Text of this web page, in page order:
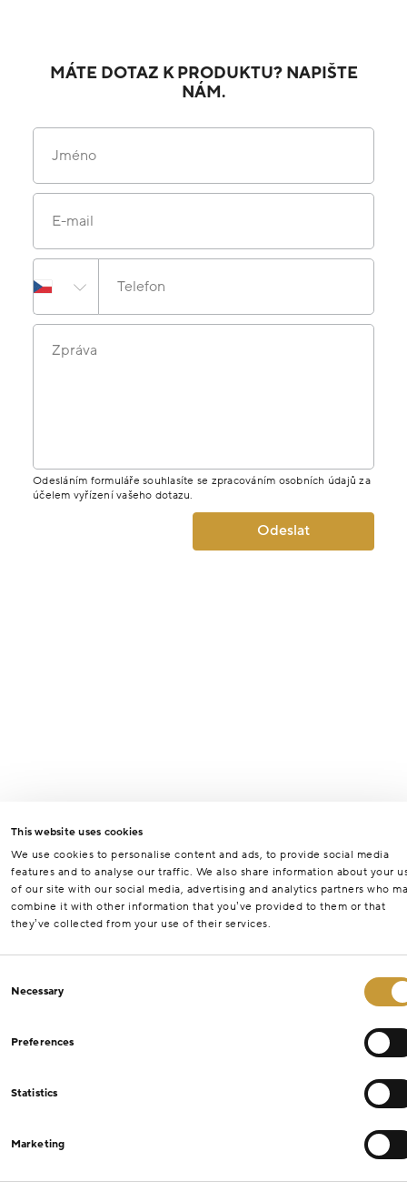
This website uses cookies
We use cookies to personalise content and ads, to provide social media
features and to analyse our traffic. We also share information about your
of our site with our social media, advertising and analytics partners who
combine it with other information that you’ve provided to them or that
they’ve collected from your use of their services.
Selection
Necessary
Preferences
Statistics
Marketing
MÁTE DOTAZ K PRODUKTU? NAPIŠTE
NÁM.
Jméno
E-mail
Telefon
Zpráva
Odesláním formuláře souhlasíte se zpracováním osobních údajů za
účelem vyřízení vašeho dotazu.
Odeslat